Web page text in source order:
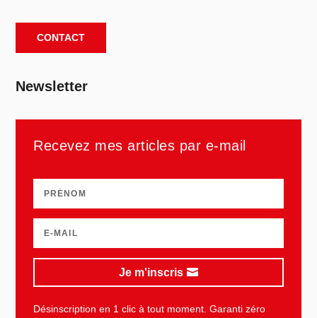
CONTACT
Newsletter
Recevez mes articles par e-mail
Je m'inscris
Désinscription en 1 clic à tout moment. Garanti zéro